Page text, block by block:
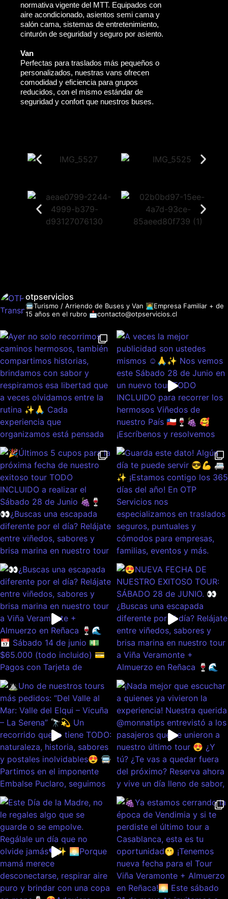
normativa vigente del MTT. Equipados con
aire acondicionado, asientos semi cama y
salón cama, sistemas de entretenimiento,
cinturón de seguridad y seguro por asiento.
Van
Perfectas para traslados más pequeños o
personalizados, nuestras vans ofrecen
comodidad y eficiencia para grupos
reducidos, con el mismo estándar de
seguridad y confort que nuestros buses.
otpservicios
🚍Turismo / Arriendo de Buses y Van 👩‍💻Empresa Familiar + de
15 años en el rubro 📩contacto@otpservicios.cl